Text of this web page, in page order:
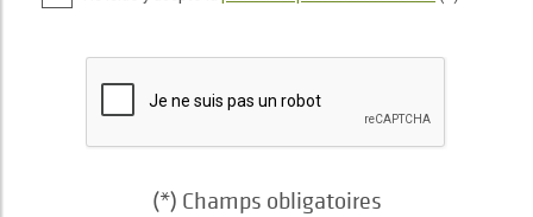
(*) Champs obligatoires